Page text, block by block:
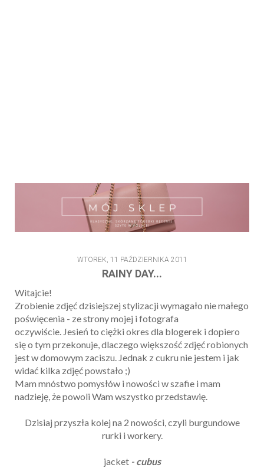
WTOREK, 11 PAŹDZIERNIKA 2011
RAINY DAY...
Witajcie!
Zrobienie zdjęć dzisiejszej stylizacji wymagało nie małego
poświęcenia - ze strony mojej i fotografa
oczywiście. Jesień to ciężki okres dla blogerek i dopiero
się o tym przekonuje, dlaczego większość zdjęć robionych
jest w domowym zaciszu. Jednak z cukru nie jestem i jak
widać kilka zdjęć powstało ;)
Mam mnóstwo pomysłów i nowości w szafie i mam
nadzieję, że powoli Wam wszystko przedstawię.
Dzisiaj przyszła kolej na 2 nowości, czyli burgundowe
rurki i workery.
jacket - cubus